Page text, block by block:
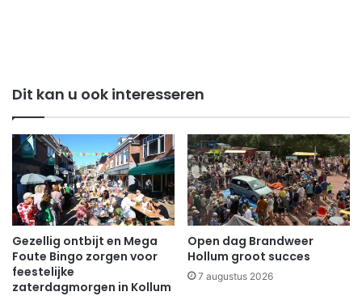
Dit kan u ook interesseren
Gezellig ontbijt en Mega
Foute Bingo zorgen voor
feestelijke
zaterdagmorgen in Kollum
Open dag Brandweer
Hollum groot succes
7 augustus 2026